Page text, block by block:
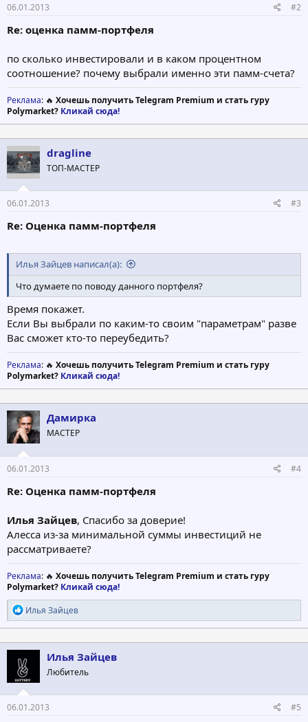
06.01.2013 #2
Re: оценка памм-портфеля
по сколько инвестировали и в каком процентном
соотношение? почему выбрали именно эти памм-счета?
Реклама: 🔥 Хочешь получить Telegram Premium и стать гуру
Polymarket? Кликай сюда!
dragline
ТОП-МАСТЕР
06.01.2013 #3
Re: Оценка памм-портфеля
Илья Зайцев написал(а):
Что думаете по поводу данного портфеля?
Время покажет.
Если Вы выбрали по каким-то своим "параметрам" разве
Вас сможет кто-то переубедить?
Реклама: 🔥 Хочешь получить Telegram Premium и стать гуру
Polymarket? Кликай сюда!
Дамирка
МАСТЕР
06.01.2013 #4
Re: Оценка памм-портфеля
Илья Зайцев, Спасибо за доверие!
Алесса из-за минимальной суммы инвестиций не
рассматриваете?
Реклама: 🔥 Хочешь получить Telegram Premium и стать гуру
Polymarket? Кликай сюда!
Р
е
а
к
ц
и
и
:
Илья Зайцев
Илья Зайцев
Любитель
06.01.2013 #5